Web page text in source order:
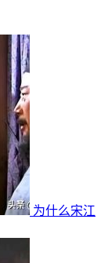
为什么宋江